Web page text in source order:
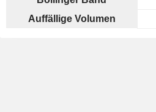
Auffällige Volumen